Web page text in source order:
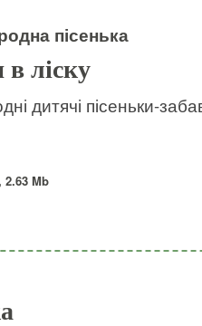
пісенька
ліску
дитячі пісеньки-
2.63 Mb